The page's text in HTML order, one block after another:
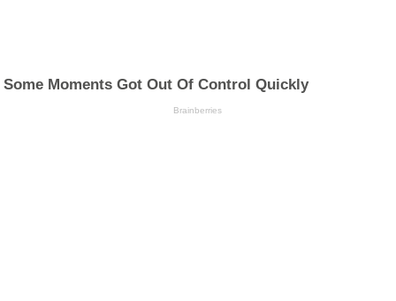
Some Moments Got Out Of Control Quickly
Brainberries